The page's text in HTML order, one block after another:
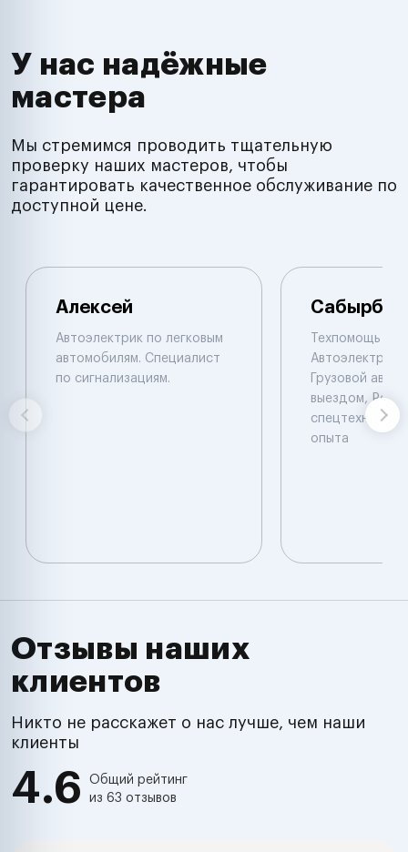
У нас надёжные
мастера
Мы стремимся проводить тщательную
проверку наших мастеров, чтобы
гарантировать качественное обслуживание по
доступной цене.
Алексей
Автоэлектрик по легковым
автомобилям. Специалист
по сигнализациям.
Сабырбек
Техпомощь на
Автоэлектрик
Грузовой
выездом,
спецтехники
опыта
Отзывы наших
клиентов
Никто не расскажет о нас лучше, чем наши
клиенты
4.6
Общий рейтинг
из 63 отзывов